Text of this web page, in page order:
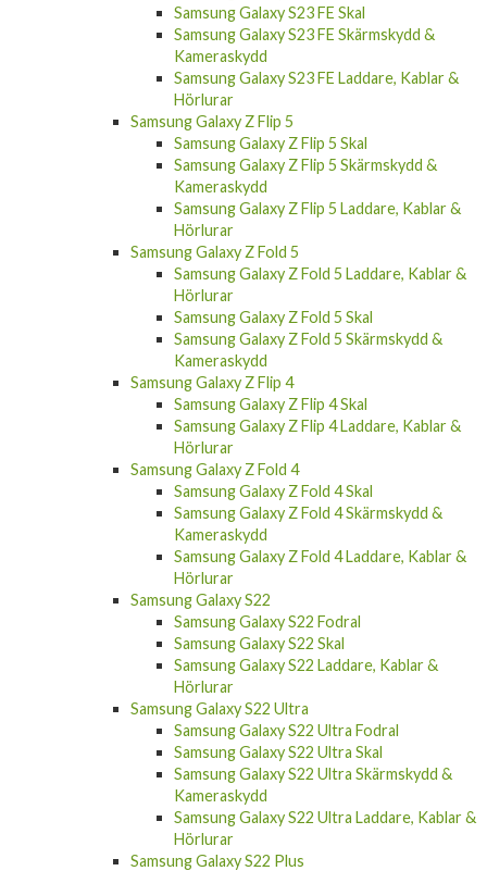
Samsung Galaxy S23 FE Skal
Samsung Galaxy S23 FE Skärmskydd &
Kameraskydd
Samsung Galaxy S23 FE Laddare, Kablar &
Hörlurar
Samsung Galaxy Z Flip 5
Samsung Galaxy Z Flip 5 Skal
Samsung Galaxy Z Flip 5 Skärmskydd &
Kameraskydd
Samsung Galaxy Z Flip 5 Laddare, Kablar &
Hörlurar
Samsung Galaxy Z Fold 5
Samsung Galaxy Z Fold 5 Laddare, Kablar &
Hörlurar
Samsung Galaxy Z Fold 5 Skal
Samsung Galaxy Z Fold 5 Skärmskydd &
Kameraskydd
Samsung Galaxy Z Flip 4
Samsung Galaxy Z Flip 4 Skal
Samsung Galaxy Z Flip 4 Laddare, Kablar &
Hörlurar
Samsung Galaxy Z Fold 4
Samsung Galaxy Z Fold 4 Skal
Samsung Galaxy Z Fold 4 Skärmskydd &
Kameraskydd
Samsung Galaxy Z Fold 4 Laddare, Kablar &
Hörlurar
Samsung Galaxy S22
Samsung Galaxy S22 Fodral
Samsung Galaxy S22 Skal
Samsung Galaxy S22 Laddare, Kablar &
Hörlurar
Samsung Galaxy S22 Ultra
Samsung Galaxy S22 Ultra Fodral
Samsung Galaxy S22 Ultra Skal
Samsung Galaxy S22 Ultra Skärmskydd &
Kameraskydd
Samsung Galaxy S22 Ultra Laddare, Kablar &
Hörlurar
Samsung Galaxy S22 Plus